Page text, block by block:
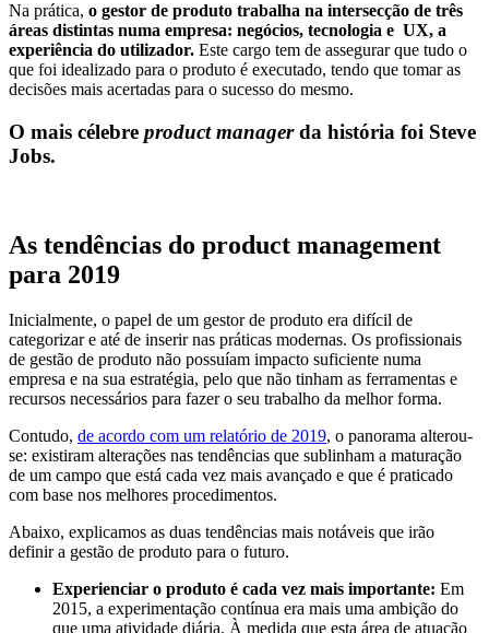
Na prática, o gestor de produto trabalha na intersecção de três
áreas distintas numa empresa: negócios, tecnologia e UX, a
experiência do utilizador. Este cargo tem de assegurar que tudo o
que foi idealizado para o produto é executado, tendo que tomar as
decisões mais acertadas para o sucesso do mesmo.
O mais célebre product managerda história foi Steve
Jobs.
As tendências do product management
para 2019
Inicialmente, o papel de um gestor de produto era difícil de
categorizar e até de inserir nas práticas modernas. Os profissionais
de gestão de produto não possuíam impacto suficiente numa
empresa e na sua estratégia, pelo que não tinham as ferramentas e
recursos necessários para fazer o seu trabalho da melhor forma.
Contudo, de acordo com um relatório de 2019, o panorama alterou-
se: existiram alterações nas tendências que sublinham a maturação
de um campo que está cada vez mais avançado e que é praticado
com base nos melhores procedimentos.
Abaixo, explicamos as duas tendências mais notáveis que irão
definir a gestão de produto para o futuro.
Experienciar o produto é cada vez mais importante: Em
2015, a experimentação contínua era mais uma ambição do
que uma atividade diária. À medida que esta área de atuação